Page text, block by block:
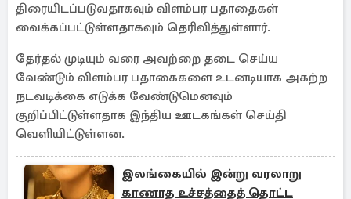
திரையிடப்படுவதாகவும் விளம்பர பதாதைகள்
வைக்கப்பட்டுள்ளதாகவும் தெரிவித்துள்ளார்.
தேர்தல் முடியும் வரை அவற்றை தடை செய்ய
வேண்டும் விளம்பர பதாகைகளை உடனடியாக அகற்ற
நடவடிக்கை எடுக்க வேண்டுமெனவும்
குறிப்பிட்டுள்ளதாக இந்திய ஊடகங்கள் செய்தி
வெளியிட்டுள்ளன.
இலங்கையில் இன்று வரலாறு
காணாத உச்சத்தைத் தொட்ட